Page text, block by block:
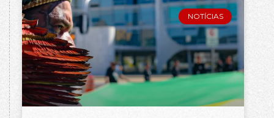
NOTÍCIAS